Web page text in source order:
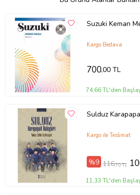
Suzuki Keman
Kargo Bedava
700,00 TL
74,66 TL'den
Sulduz
Kargo ile Teslimat
%9 116,70 TL
11,33 TL'den